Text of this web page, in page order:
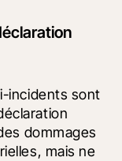
incidents sont
dommages
mais ne